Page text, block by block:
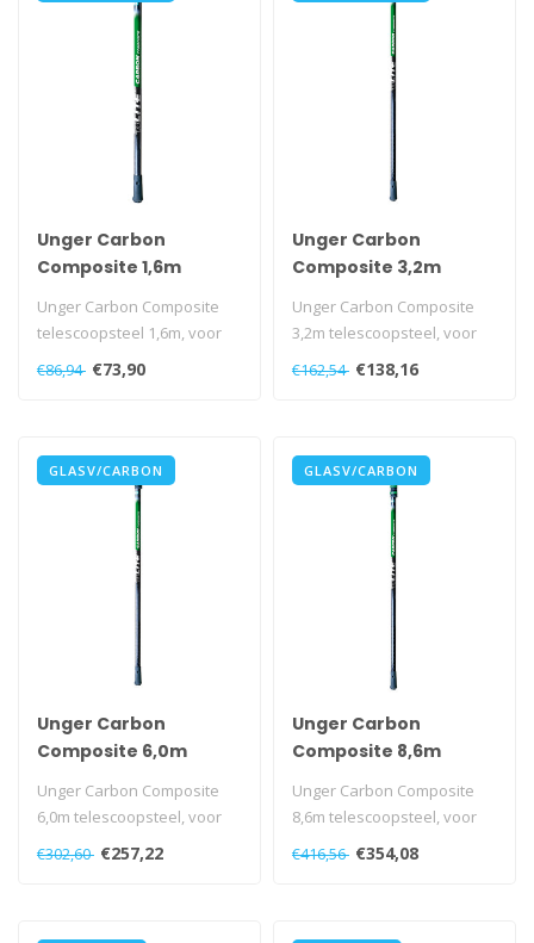
Unger Carbon
Composite 1,6m
Unger Carbon Composite
telescoopsteel 1,6m, voor
kleine tot gemiddelde
€86,94 €73,90
Unger Carbon
Composite 3,2m
Unger Carbon Composite
3,2m telescoopsteel, voor
kleine tot gemiddelde
€162,54 €138,16
GLASV/CARBON
Unger Carbon
Composite 6,0m
Unger Carbon Composite
6,0m telescoopsteel, voor
kleine tot gemiddelde
hoogten...
€302,60 €257,22
GLASV/CARBON
Unger Carbon
Composite 8,6m
Unger Carbon Composite
8,6m telescoopsteel, voor
kleine tot gemiddelde
hoogten...
€416,56 €354,08